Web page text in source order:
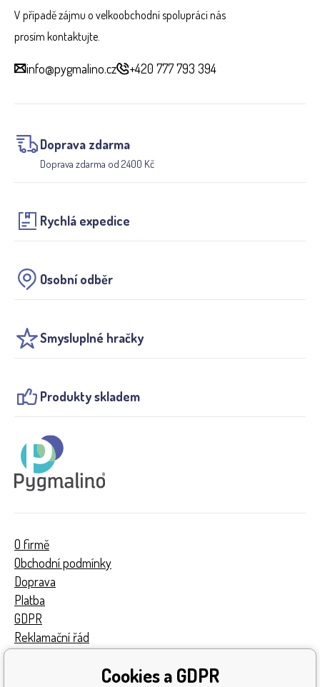
V případě zájmu o velkoobchodní spolupráci nás
prosím kontaktujte.
info@pygmalino.cz +420 777 793 394
Doprava zdarma
Doprava zdarma od 2400 Kč
Rychlá expedice
Osobní odběr
Smysluplné hračky
Produkty skladem
O firmě
Obchodní podmínky
Doprava
Platba
GDPR
Reklamační řád
Cookies a GDPR